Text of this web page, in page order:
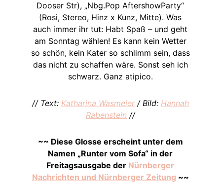
Dooser Str), „Nbg.Pop AftershowParty“
(Rosi, Stereo, Hinz x Kunz, Mitte). Was
auch immer ihr tut: Habt Spaß – und geht
am Sonntag wählen! Es kann kein Wetter
so schön, kein Kater so schlimm sein, dass
das nicht zu schaffen wäre. Sonst seh ich
schwarz. Ganz atipico.
// Text: Katharina Wasmeier/ Bild: Hannah
Rabenstein//
~~ Diese Glosse erscheint unter dem
Namen „Runter vom Sofa“ in der
Freitagsausgabe der Nürnberger
Nachrichten und Nürnberger Zeitung ~~